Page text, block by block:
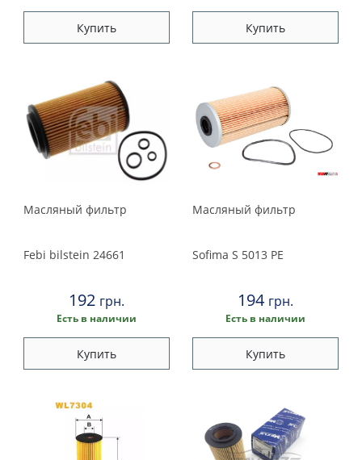
Купить Купить
Масляный фильтр
Febi bilstein 24661
192 грн.
Есть в наличии
Купить
Масляный фильтр
Sofima S 5013 PE
194 грн.
Есть в наличии
Купить